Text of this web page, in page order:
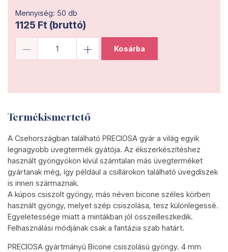
Mennyiség: 50 db
1125 Ft (bruttó)
Kosárba
Termékismertető
A Csehországban található PRECIOSA gyár a világ egyik
legnagyobb üvegtermék gyátója. Az ékszerkészítéshez
használt gyöngyökön kívül számtalan más üvegterméket
gyártanak még, így például a csillárokon található üvegdíszek
is innen származnak.
A kúpos csiszolt gyöngy, más néven bicone széles körben
használt gyöngy, melyet szép csiszolása, tesz különlegessé.
Egyeletessége miatt a mintákban jól összeilleszkedik.
Felhasználási módjának csak a fantázia szab határt.
PRECIOSA gyártmányú Bicone csiszolású gyöngy. 4 mm